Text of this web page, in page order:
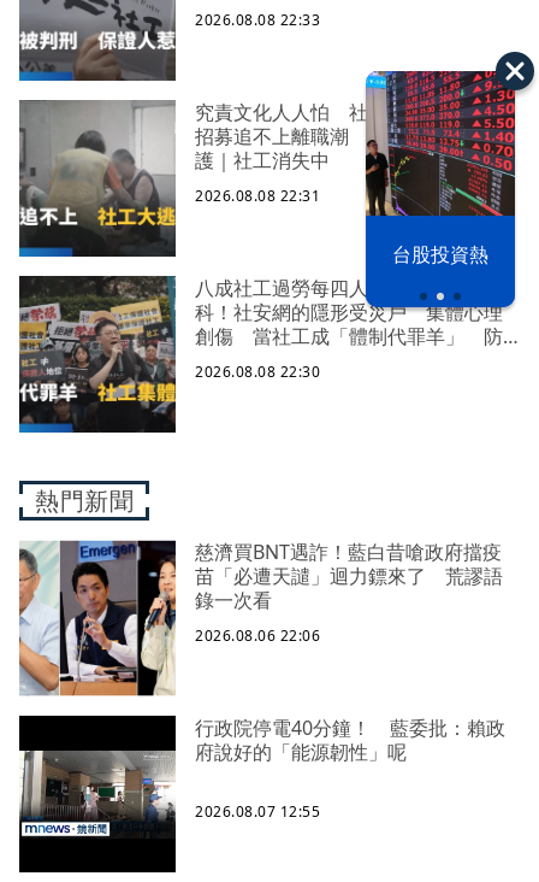
台股投資熱
2026.08.08 22:33
究責文化人人怕 社福缺口拉警報
招募追不上離職潮 低薪過勞誰來守
護｜社工消失中
2026.08.08 22:31
八成社工過勞每四人有一人求助身心
科！社安網的隱形受災戶 集體心理
創傷 當社工成「體制代罪羊」 防
禦性社工不敢多做無奈趨勢？耗竭殆
盡下的社安網危機｜社工消失中
2026.08.08 22:30
熱門新聞
慈濟買BNT遇詐！藍白昔嗆政府擋疫
苗「必遭天譴」迴力鏢來了 荒謬語
錄一次看
2026.08.06 22:06
行政院停電40分鐘！ 藍委批：賴政
府說好的「能源韌性」呢
2026.08.07 12:55